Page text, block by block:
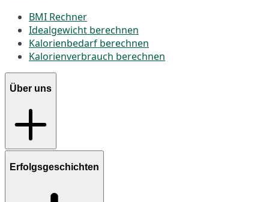
BMI Rechner
Idealgewicht berechnen
Kalorienbedarf berechnen
Kalorienverbrauch berechnen
Über uns
Erfolgsgeschichten